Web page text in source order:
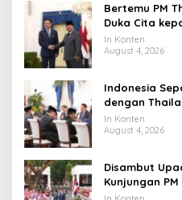
Bertemu PM
Duka Cita
Tahun ke Raja
In Konten
August 4, 2026
Indonesia
dengan
Ekonomi Digital
In Konten
August 4, 2026
Disambut
Kunjungan
Hubungan